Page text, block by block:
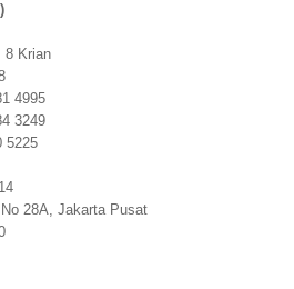
8 Krian
4995
3249
5225
28A, Jakarta Pusat